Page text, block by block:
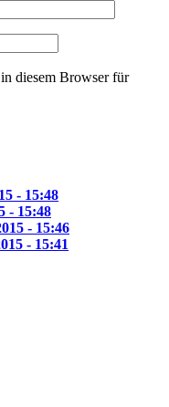
diesem Browser für
- 15:48
- 15:48
- 15:46
- 15:41